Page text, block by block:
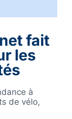
fait
les
à
de vélo,